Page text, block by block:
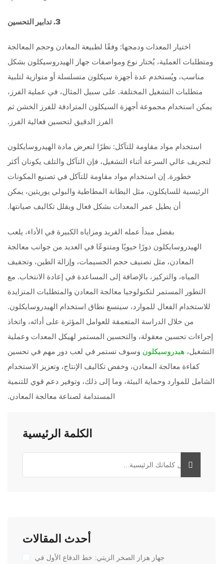
3. تدابير التحسين
اختيار المعدات ودمجها: وفقًا لطبيعة المعادن وحجم المعالجة
ومتطلبات العملية، يُختار نوع ومواصفات جهاز الهيدروسيكلون بشكل
مناسب، ويُستخدم عدة أجهزة سيكلون متسلسلة أو متوازية لتلبية
متطلبات التشغيل المختلفة. على سبيل المثال، في عملية الفرز،
يمكن استخدام مجموعة أجهزة السيكلون المترادفة للفرز الخشن ثم
الفرز الدقيق لتحسين فعالية الفرز.
استخدام مواد مقاومة للتآكل: نظرًا لتعرض مادة الهيدروسايكلون
لتجريف عالي السرعة أثناء التشغيل، فإن التآكل والتلف يكونان أكثر
خطورة. إن استخدام مواد مقاومة للتآكل في تصنيع المكونات
الرئيسية للسايكلون، مثل البطانة المطاطية والبولي يوريثين، يمكن
أن يطيل عمر المعدات بشكل فعال ويقلل تكاليف صيانتها.
بفضل مبدأ عمله الفريد ومزاياه الكبيرة في الأداء، يلعب
الهيدروسايكلون دورًا حيويًا ومتنوعًا في العديد من جوانب معالجة
المعادن، مثل تصنيف حجم الجسيمات، وإزالة الطين، وتجفيف
المياه، والتركيز، بالإضافة إلى المساعدة في إعادة الانتخاب. مع
التطور المستمر لتكنولوجيا معالجة المعادن والمتطلبات المتزايدة
للاستخدام الفعال للموارد، سيتسع نطاق استخدام الهيدروسايكلون.
من خلال الدراسة المتعمقة للعوامل المؤثرة على أدائه، واتخاذ
إجراءات تحسين معقولة، والتحسين المستمر لهيكل المعدات وعملية
التشغيل، هيدروسيكلون وسوف تستمر في لعب دور مهم في تحسين
كفاءة معالجة المعادن، وخفض تكاليف الإنتاج، وتعزيز الاستخدام
الشامل للموارد وحماية البيئة، وما إلى ذلك، وتوفير دعم قوي للتنمية
المستدامة لصناعة معالجة المعادن.
الكلمة الرئيسية
أحدث المقالات
جهاز هزاز الصخر الزيتي: خط الدفاع الأول في